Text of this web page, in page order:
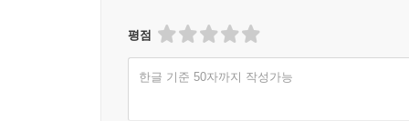
평점
한글 기준 50자까지 작성가능